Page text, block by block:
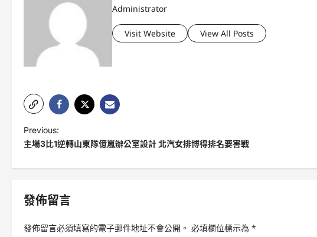
Administrator
Visit Website View All Posts
P
o
s
n
a
Previous:
主場3比1逆轉山東隊億嵐辦公室設計 北汽女排博得排名要害戰
發佈留言
發佈留言必須填寫的電子郵件地址不會公開。 必填欄位標示為 *